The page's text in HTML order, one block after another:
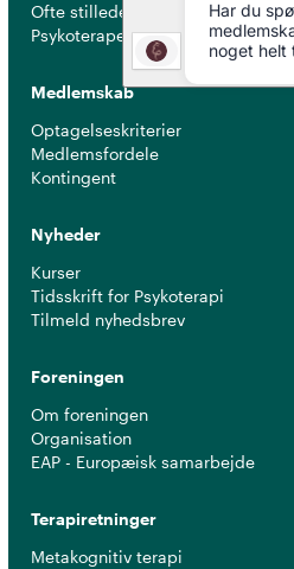
Ofte stillede spørgsmål
Psykoterapeuter nær dig
Medlemskab
Optagelseskriterier
Medlemsfordele
Kontingent
Nyheder
Kurser
Tidsskrift for Psykoterapi
Tilmeld nyhedsbrev
Foreningen
Om foreningen
Organisation
EAP - Europæisk samarbejde
Terapiretninger
Metakognitiv terapi